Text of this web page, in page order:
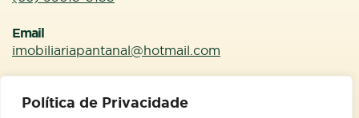
Política de Privacidade